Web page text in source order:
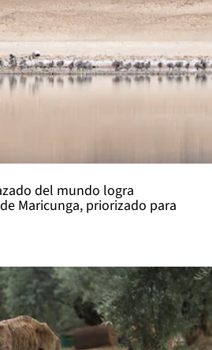
del mundo logra
Maricunga, priorizado para